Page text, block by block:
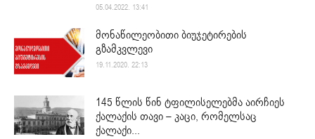
05.04.2022. 13:41
მონაწილეობითი ბიუჯეტირების
გზამკვლევი
19.11.2020. 22:13
145 წლის წინ ტფილისელებმა აირჩიეს
ქალაქის თავი – კაცი, რომელსაც
ქალაქი...